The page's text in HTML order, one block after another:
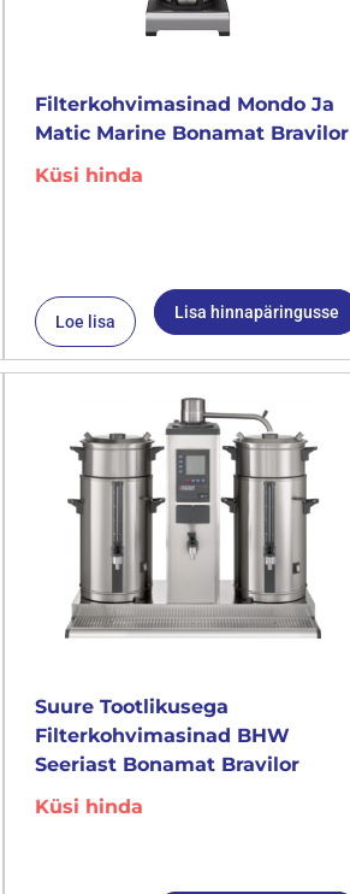
Filterkohvimasinad Mondo Ja
Matic Marine Bonamat Bravilor
Küsi hinda
Loe lisa Lisa hinnapäringusse
Suure Tootlikusega
Filterkohvimasinad BHW
Seeriast Bonamat Bravilor
Küsi hinda